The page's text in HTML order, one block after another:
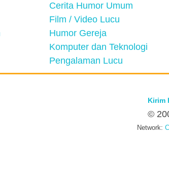
Cerita Humor Umum
Film / Video Lucu
Humor Gereja
Komputer dan Teknologi
Pengalaman Lucu
Kirim
©
Network: